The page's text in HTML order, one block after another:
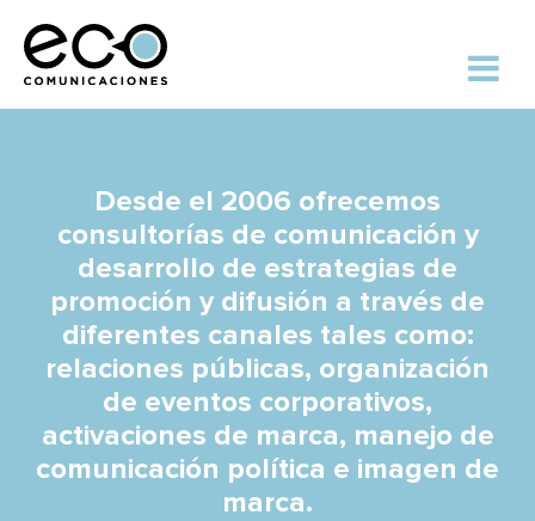
Desde el 2006 ofrecemos
consultorías de comunicación y
desarrollo de estrategias de
promoción y difusión a través de
diferentes canales tales como:
relaciones públicas, organización
de eventos corporativos,
activaciones de marca, manejo de
comunicación política e imagen de
marca.